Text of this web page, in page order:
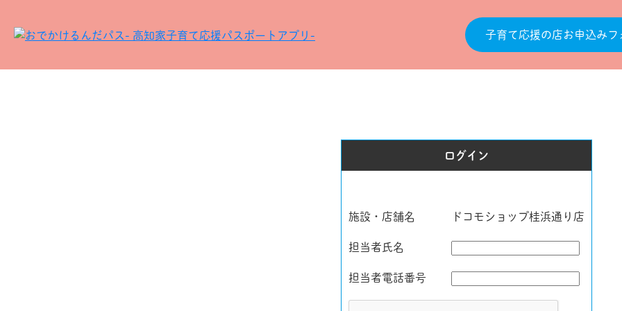
子育て応援の店お申込みフ
ログイン
施設・店舗名 ドコモショップ桂浜通り店
担当者氏名
担当者電話番号